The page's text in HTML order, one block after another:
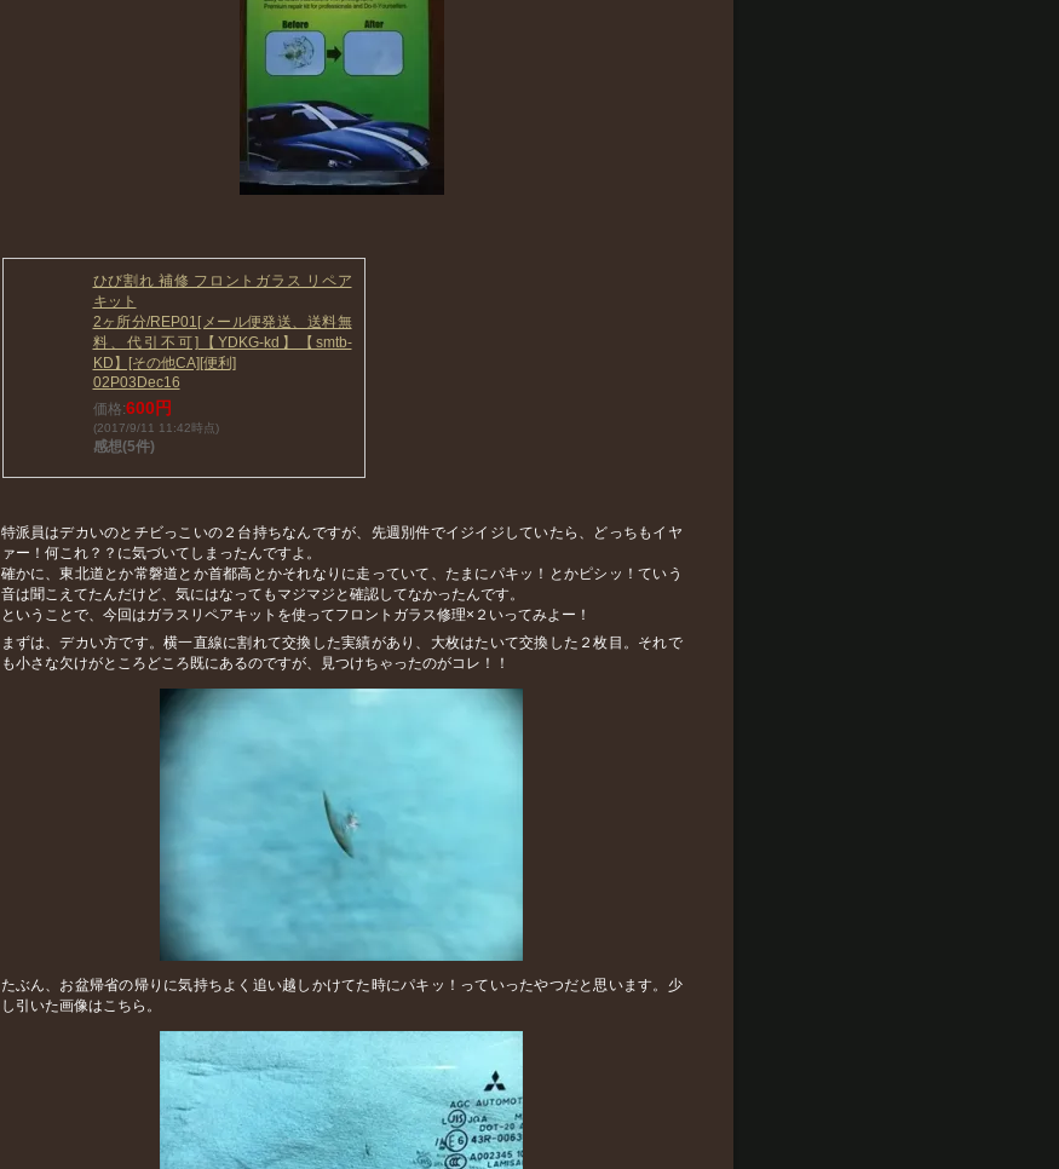
ひび割れ 補修 フロントガラス リペア
キット
2ヶ所分/REP01[メール便発送、送料無
料、代引不可]【YDKG-kd】【smtb-
KD】[その他CA][便利]
02P03Dec16
価格:600円
(2017/9/11 11:42時点)
感想(5件)
特派員はデカいのとチビっこいの２台持ちなんですが、先週別件でイジイジしていたら、どっちもイヤ
ァー！何これ？？に気づいてしまったんですよ。
確かに、東北道とか常磐道とか首都高とかそれなりに走っていて、たまにパキッ！とかピシッ！ていう
音は聞こえてたんだけど、気にはなってもマジマジと確認してなかったんです。
ということで、今回はガラスリペアキットを使ってフロントガラス修理×２いってみよー！
まずは、デカい方です。横一直線に割れて交換した実績があり、大枚はたいて交換した２枚目。それで
も小さな欠けがところどころ既にあるのですが、見つけちゃったのがコレ！！
たぶん、お盆帰省の帰りに気持ちよく追い越しかけてた時にパキッ！っていったやつだと思います。少
し引いた画像はこちら。